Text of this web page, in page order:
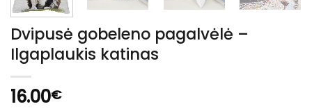
Dvipusė gobeleno pagalvėlė –
Ilgaplaukis katinas
16.00€